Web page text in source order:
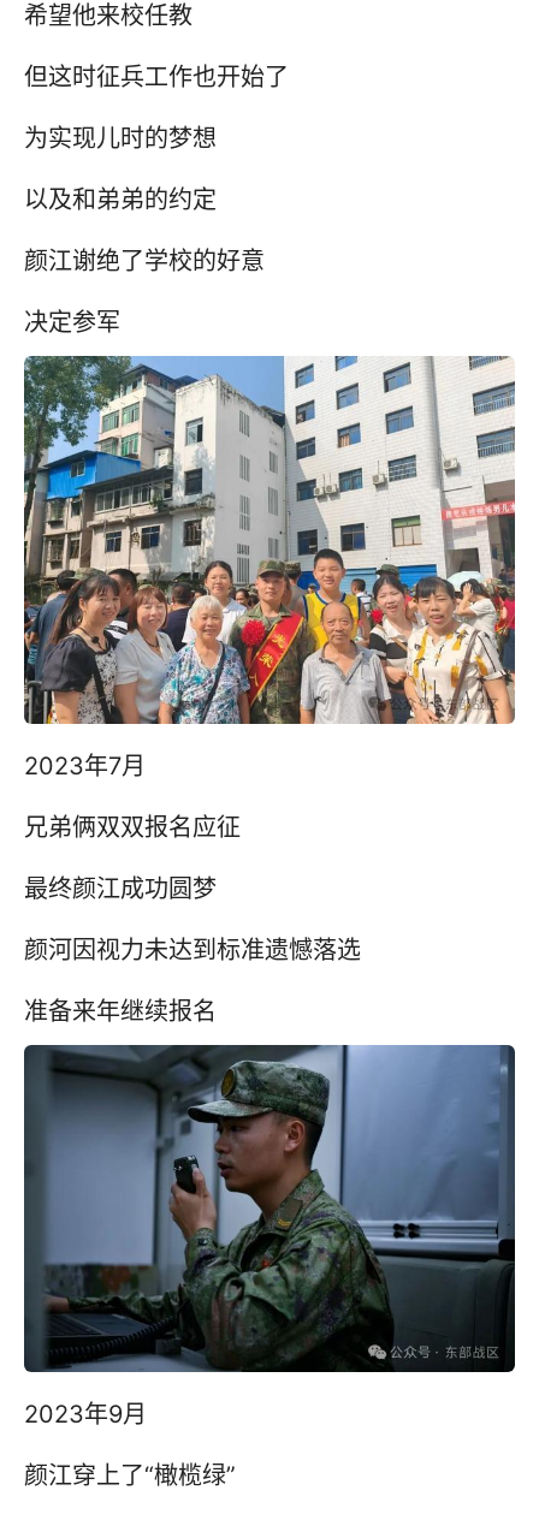
希望他来校任教
但这时征兵工作也开始了
为实现儿时的梦想
以及和弟弟的约定
颜江谢绝了学校的好意
决定参军
2023年7月
兄弟俩双双报名应征
最终颜江成功圆梦
颜河因视力未达到标准遗憾落选
准备来年继续报名
2023年9月
颜江穿上了“橄榄绿”